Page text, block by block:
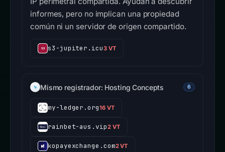
informes, pero no implican una propiedad
común ni un servidor de origen compartido.
s3-jupiter.icu3 VT
Mismo registrador: Hosting Concepts 6
my-ledger.org16 VT
rainbet-aus.vip2 VT
kopayexchange.com2 VT